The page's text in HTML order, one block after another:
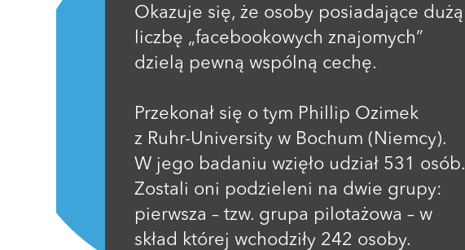
Okazuje się, że osoby posiadające dużą
liczbę „facebookowych znajomych”
dzielą pewną wspólną cechę.
Przekonał się o tym Phillip Ozimek
z Ruhr-University w Bochum (Niemcy).
W jego badaniu wzięło udział 531 osób.
Zostali oni podzieleni na dwie grupy:
pierwsza – tzw. grupa pilotażowa – w
skład której wchodziły 242 osoby.